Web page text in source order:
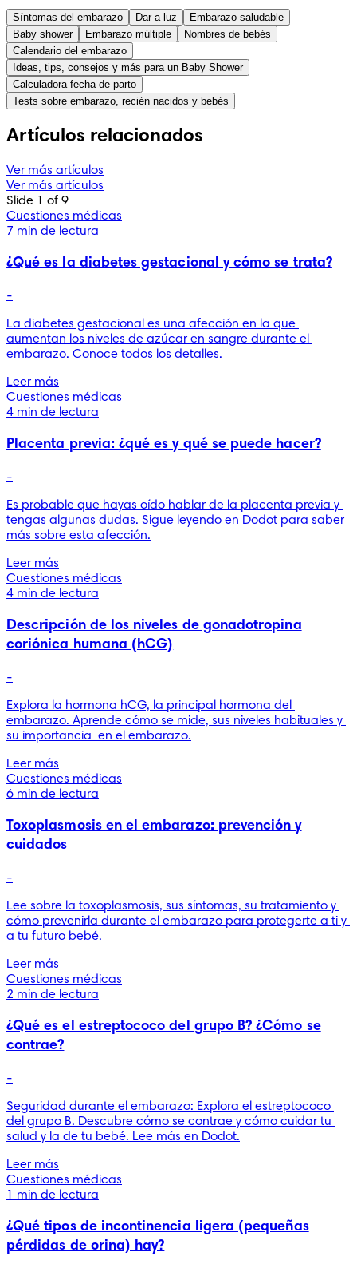
Síntomas del embarazo Dar a luz
Embarazo saludable
Baby shower
Embarazo múltiple
Nombres de bebés
Calendario del embarazo
Ideas, tips, consejos y más para un Baby Shower
Calculadora fecha de parto
Tests sobre embarazo, recién nacidos y bebés
Artículos relacionados
Ver más artículos
Ver más artículos
Slide 1 of 9
Cuestiones médicas
7 min de lectura
¿Qué es la diabetes gestacional y cómo se trata?
-
La diabetes gestacional es una afección en la que
aumentan los niveles de azúcar en sangre durante el
embarazo. Conoce todos los detalles.
Leer más
Cuestiones médicas
4 min de lectura
Placenta previa: ¿qué es y qué se puede hacer?
-
Es probable que hayas oído hablar de la placenta previa y
tengas algunas dudas. Sigue leyendo en Dodot para saber
más sobre esta afección.
Leer más
Cuestiones médicas
4 min de lectura
Descripción de los niveles de gonadotropina
coriónica humana (hCG)
-
Explora la hormona hCG, la principal hormona del
embarazo. Aprende cómo se mide, sus niveles habituales y
su importancia  en el embarazo.
Leer más
Cuestiones médicas
6 min de lectura
Toxoplasmosis en el embarazo: prevención y
cuidados
-
Lee sobre la toxoplasmosis, sus síntomas, su tratamiento y
cómo prevenirla durante el embarazo para protegerte a ti y
a tu futuro bebé.
Leer más
Cuestiones médicas
2 min de lectura
¿Qué es el estreptococo del grupo B? ¿Cómo se
contrae?
-
Seguridad durante el embarazo: Explora el estreptococo
del grupo B. Descubre cómo se contrae y cómo cuidar tu
salud y la de tu bebé. Lee más en Dodot.
Leer más
Cuestiones médicas
1 min de lectura
¿Qué tipos de incontinencia ligera (pequeñas
pérdidas de orina) hay?